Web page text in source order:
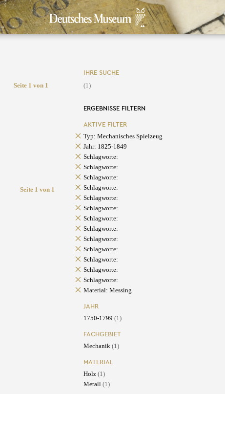
Seite 1 von 1
Seite 1 von 1
IHRE SUCHE
(1)
ERGEBNISSE FILTERN
AKTIVE FILTER
Typ: Mechanisches Spielzeug
Jahr: 1825-1849
Schlagworte:
Schlagworte:
Schlagworte:
Schlagworte:
Schlagworte:
Schlagworte:
Schlagworte:
Schlagworte:
Schlagworte:
Schlagworte:
Schlagworte:
Schlagworte:
Schlagworte:
Material: Messing
JAHR
1750-1799 (1)
FACHGEBIET
Mechanik (1)
MATERIAL
Holz (1)
Metall (1)